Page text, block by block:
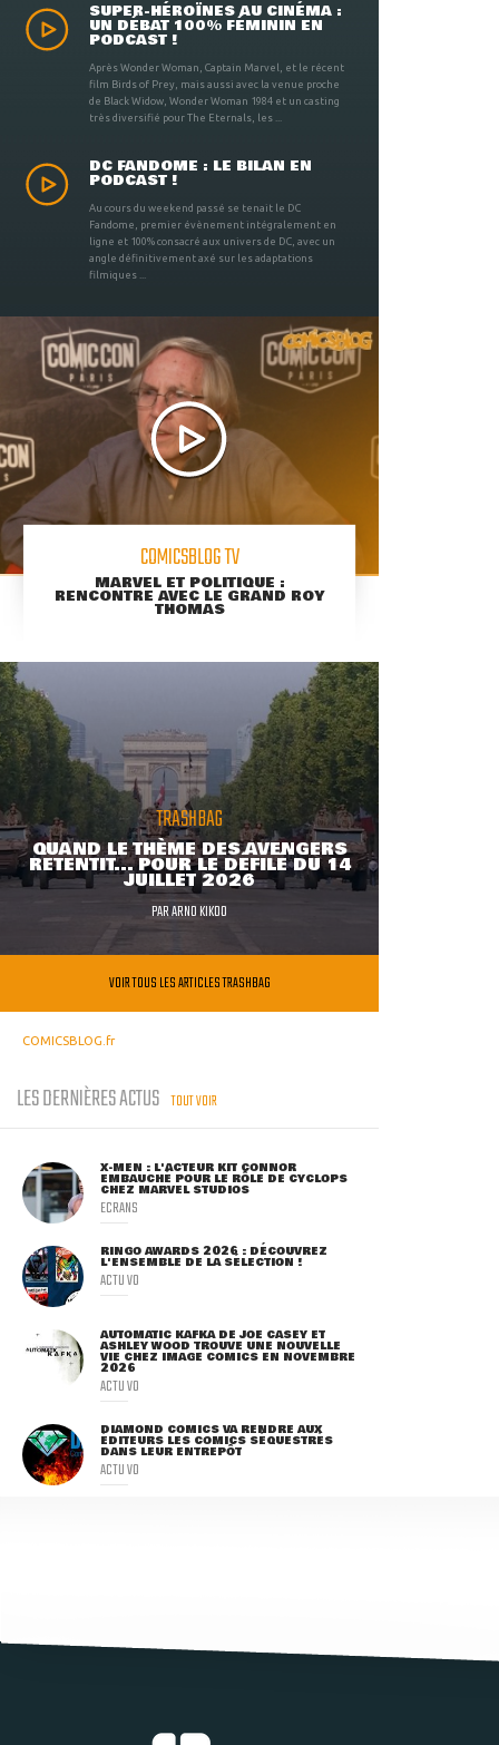
SUPER-HÉROÏNES AU CINÉMA :
UN DÉBAT 100% FÉMININ EN
PODCAST !
Après Wonder Woman, Captain Marvel, et le récent
film Birds of Prey, mais aussi avec la venue proche
de Black Widow, Wonder Woman 1984 et un casting
très diversifié pour The Eternals, les ...
DC FANDOME : LE BILAN EN
PODCAST !
Au cours du weekend passé se tenait le DC
Fandome, premier évènement intégralement en
ligne et 100% consacré aux univers de DC, avec un
angle définitivement axé sur les adaptations
filmiques ...
COMICSBLOG TV
MARVEL ET POLITIQUE :
RENCONTRE AVEC LE GRAND ROY
THOMAS
TRASHBAG
QUAND LE THÈME DES AVENGERS
RETENTIT... POUR LE DÉFILÉ DU 14
JUILLET 2026
PARARNO KIKOO
VOIR TOUS LES ARTICLES TRASHBAG
COMICSBLOG.fr
LES DERNIÈRES ACTUS TOUT VOIR
X-MEN : L'ACTEUR KIT CONNOR
EMBAUCHÉ POUR LE RÔLE DE CYCLOPS
CHEZ MARVEL STUDIOS
ECRANS
RINGO AWARDS 2026 : DÉCOUVREZ
L'ENSEMBLE DE LA SÉLECTION !
ACTU VO
AUTOMATIC KAFKA DE JOE CASEY ET
ASHLEY WOOD TROUVE UNE NOUVELLE
VIE CHEZ IMAGE COMICS EN NOVEMBRE
2026
ACTU VO
DIAMOND COMICS VA RENDRE AUX
ÉDITEURS LES COMICS SÉQUESTRÉS
DANS LEUR ENTREPÔT
ACTU VO